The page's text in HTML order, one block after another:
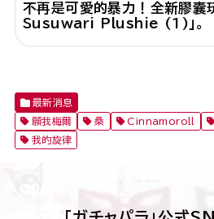
不再是可愛的暴力！全新膠
Susuwari Plushie (1)」。
最新消息
願我梅爾
桑 Cinnamoroll
我的旋律